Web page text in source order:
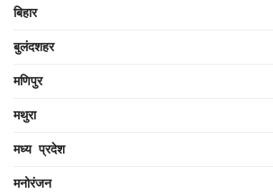
बिहार
बुलंदशहर
मणिपुर
मथुरा
मध्य प्रदेश
मनोरंजन